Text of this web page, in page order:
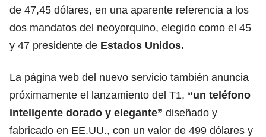
de 47,45 dólares, en una aparente referencia a los
dos mandatos del neoyorquino, elegido como el 45
y 47 presidente de Estados Unidos.
La página web del nuevo servicio también anuncia
próximamente el lanzamiento del T1, “un teléfono
inteligente dorado y elegante” diseñado y
fabricado en EE.UU., con un valor de 499 dólares y